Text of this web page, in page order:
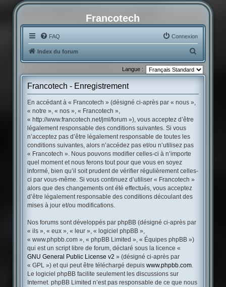
Francotech
FAQ Connexion
Index du forum
e
c
Langue :
Francotech - Enregistrement
En accédant à « Francotech » (désigné ci-après par « nous »,
« notre », « nos », « Francotech »,
« http://www.francotech.net/jml/forum »), vous acceptez d’être
légalement responsable des conditions suivantes. Si vous
n’acceptez pas d’être légalement responsable de toutes les
conditions suivantes, alors n’accédez pas et/ou n’utilisez pas
« Francotech ». Nous pouvons modifier celles-ci à n’importe
quel moment et nous ferons tout pour que vous en soyez
informé, bien qu’il soit prudent de vérifier régulièrement celles-
ci par vous-même. Si vous continuez d’utiliser « Francotech »
alors que des changements ont été effectués, vous acceptez
d’être légalement responsable des conditions découlant des
mises à jour et/ou modifications.
Nos forums sont développés par phpBB (désigné ci-après par
« ils », « eux », « leur », « logiciel phpBB »,
« www.phpbb.com », « phpBB Limited », « Équipes phpBB »)
qui est un script libre de forum, déclaré sous la licence «
GNU General Public License v2 » (désigné ci-après par
« GPL ») et qui peut être téléchargé depuis www.phpbb.com.
Le logiciel phpBB facilite seulement les discussions sur
Internet. phpBB Limited n’est pas responsable de ce que nous